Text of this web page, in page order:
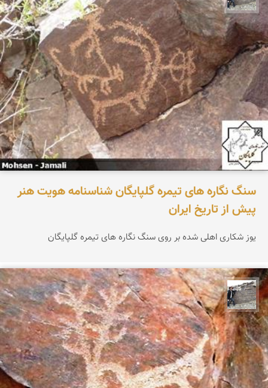
سنگ نگاره های تیمره گلپایگان شناسنامه هویت هنر
پیش از تاریخ ایران
یوز شکاری اهلی شده بر روی سنگ نگاره های تیمره گلپایگان
محسن جمالی